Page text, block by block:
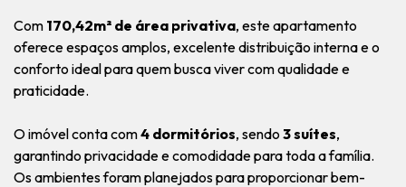
Com 170,42m² de área privativa, este apartamento
oferece espaços amplos, excelente distribuição interna e o
conforto ideal para quem busca viver com qualidade e
praticidade.
O imóvel conta com4 dormitórios, sendo 3 suítes,
garantindo privacidade e comodidade para toda a família.
Os ambientes foram planejados para proporcionar bem-